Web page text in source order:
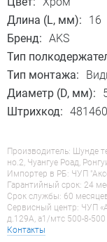
Длина (L, мм):
16
Бренд: AKS
Тип
Тип монтажа:
Диаметр (D, мм):
Штрихкод:
Производитель: Шунде
но.2, Чуангуе Роад,
Импортер в РБ: ЧУП
Гарантийный срок: 24
Срок службы: 60
Сервисный центр: ЧУП
д.129А, a1/мтс 500-8-500
Контакты